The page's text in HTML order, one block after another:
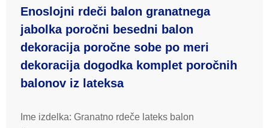
Enoslojni rdeči balon granatnega
jabolka poročni besedni balon
dekoracija poročne sobe po meri
dekoracija dogodka komplet poročnih
balonov iz lateksa
Ime izdelka: Granatno rdeče lateks balon